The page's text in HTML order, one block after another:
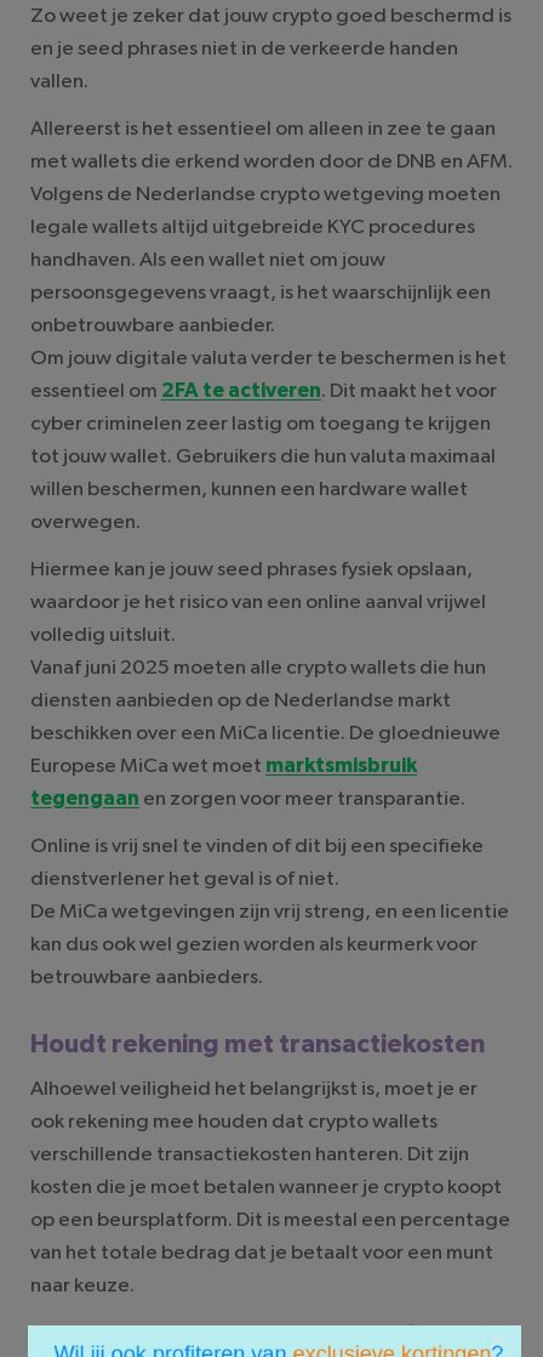
Zo weet je zeker dat jouw crypto goed beschermd is
en je seed phrases niet in de verkeerde handen
vallen.
Allereerst is het essentieel om alleen in zee te gaan
met wallets die erkend worden door de DNB en AFM.
Volgens de Nederlandse crypto wetgeving moeten
legale wallets altijd uitgebreide KYC procedures
handhaven. Als een wallet niet om jouw
persoonsgegevens vraagt, is het waarschijnlijk een
onbetrouwbare aanbieder.
Om jouw digitale valuta verder te beschermen is het
essentieel om 2FA te activeren. Dit maakt het voor
cyber criminelen zeer lastig om toegang te krijgen
tot jouw wallet. Gebruikers die hun valuta maximaal
willen beschermen, kunnen een hardware wallet
overwegen.
Hiermee kan je jouw seed phrases fysiek opslaan,
waardoor je het risico van een online aanval vrijwel
volledig uitsluit.
Vanaf juni 2025 moeten alle crypto wallets die hun
diensten aanbieden op de Nederlandse markt
beschikken over een MiCa licentie. De gloednieuwe
Europese MiCa wet moet marktsmisbruik
tegengaan en zorgen voor meer transparantie.
Online is vrij snel te vinden of dit bij een specifieke
dienstverlener het geval is of niet.
De MiCa wetgevingen zijn vrij streng, en een licentie
kan dus ook wel gezien worden als keurmerk voor
betrouwbare aanbieders.
Houdt rekening met transactiekosten
Alhoewel veiligheid het belangrijkst is, moet je er
ook rekening mee houden dat crypto wallets
verschillende transactiekosten hanteren. Dit zijn
kosten die je moet betalen wanneer je crypto koopt
op een beursplatform. Dit is meestal een percentage
van het totale bedrag dat je betaalt voor een munt
naar keuze.
Transactiekosten variëren van 0,1 tot 0,5%
×